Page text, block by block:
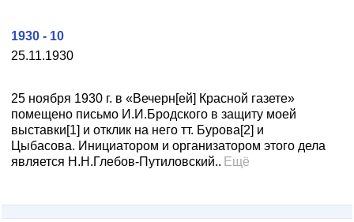
25.11.1930
1930 - 10
25 ноября 1930 г. в «Вечерн[ей] Красной газете»
помещено письмо И.И.Бродского в защиту моей
выставки[1] и отклик на него тт. Бурова[2] и
Цыбасова. Инициатором и организатором этого дела
является Н.Н.Глебов-Путиловский.. Ещё